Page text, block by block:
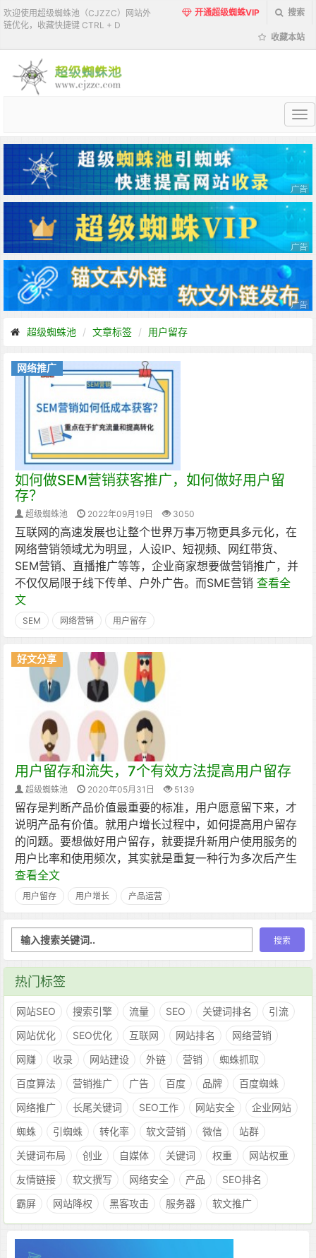
欢迎使用超级蜘蛛池（CJZZC）网站外
链优化，收藏快捷键 CTRL + D
开通超级蜘蛛VIP 搜索
收藏本站
超
蜘
蛛
池
超级蜘蛛池 文章标签 用户留存
网络推广
如何做SEM营销获客推广，如何做好用户留
存？
超级蜘蛛池 2022年09月19日 3050
互联网的高速发展也让整个世界万事万物更具多元化，在
网络营销领域尤为明显，人设IP、短视频、网红带货、
SEM营销、直播推广等等，企业商家想要做营销推广，并
不仅仅局限于线下传单、户外广告。而SME营销 查看全
文
SEM 网络营销 用户留存
好文分享
用户留存和流失，7个有效方法提高用户留存
超级蜘蛛池 2020年05月31日 5139
留存是判断产品价值最重要的标准，用户愿意留下来，才
说明产品有价值。就用户增长过程中，如何提高用户留存
的问题。要想做好用户留存，就要提升新用户使用服务的
用户比率和使用频次，其实就是重复一种行为多次后产生
查看全文
用户留存 用户增长 产品运营
热门标签
网站SEO 搜索引擎 流量 SEO 关键词排名
引流
网站优化
SEO优化 互联网 网站排名
网络营销
网赚
收录 网站建设 外链 营销
蜘蛛抓取
百度算法
营销推广 广告 百度 品牌
百度蜘蛛
网络推广
长尾关键词 SEO工作 网站安全
企业网站
蜘蛛
引蜘蛛 转化率 软文营销 微信
站群
关键词布局
创业 自媒体 关键词 权重
网站权重
友情链接
软文撰写 网络安全 产品
SEO排名
霸屏
网站降权 黑客攻击 服务器 软文推广